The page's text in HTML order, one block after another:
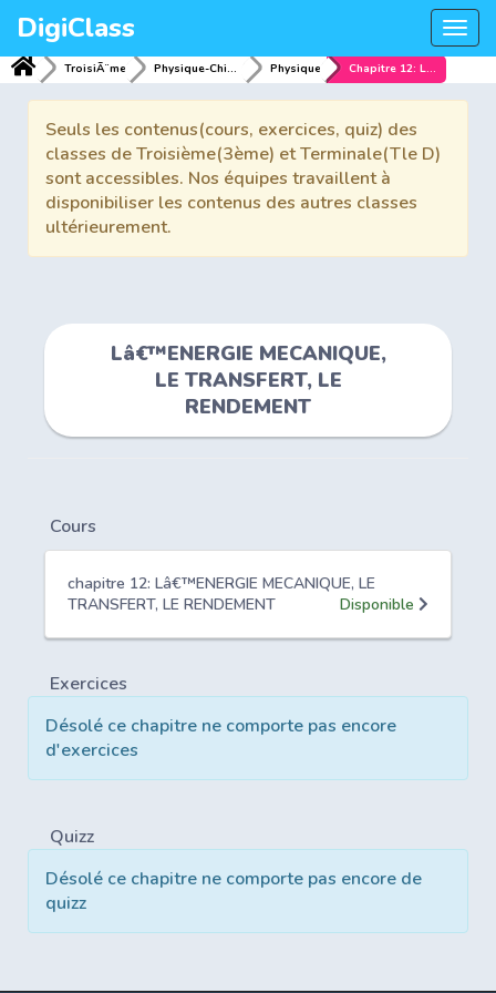
DigiClass
TroisiÃ¨me Physique-Chimie Physique Chapitre 12: Lâ€™ENERGIE MECANIQUE, LE TRANSFERT, LE RENDEMENT
Seuls les contenus(cours, exercices, quiz) des
classes de Troisième(3ème) et Terminale(Tle D)
sont accessibles. Nos équipes travaillent à
disponibiliser les contenus des autres classes
ultérieurement.
Lâ€™ENERGIE MECANIQUE,
LE TRANSFERT, LE
RENDEMENT
Cours
chapitre 12: Lâ€™ENERGIE MECANIQUE, LE
TRANSFERT, LE RENDEMENT
Disponible
Exercices
Désolé ce chapitre ne comporte pas encore
d'exercices
Quizz
Désolé ce chapitre ne comporte pas encore de
quizz